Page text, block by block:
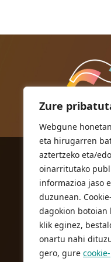
Zure
Webgune
eta hirugarren
aztertzeko eta/
oinarritutako
informazioa jaso
duzunean.
dagokion botoian
klik eginez,
onartu nahi
gero, gure
ORIOKO
Herriko
20810
T. 943 83